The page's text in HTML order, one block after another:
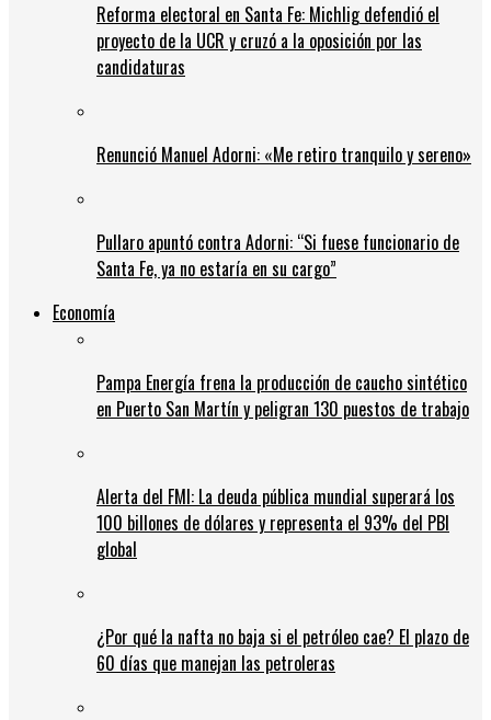
Reforma electoral en Santa Fe: Michlig defendió el
proyecto de la UCR y cruzó a la oposición por las
candidaturas
Renunció Manuel Adorni: «Me retiro tranquilo y sereno»
Pullaro apuntó contra Adorni: “Si fuese funcionario de
Santa Fe, ya no estaría en su cargo”
Economía
Pampa Energía frena la producción de caucho sintético
en Puerto San Martín y peligran 130 puestos de trabajo
Alerta del FMI: La deuda pública mundial superará los
100 billones de dólares y representa el 93% del PBI
global
¿Por qué la nafta no baja si el petróleo cae? El plazo de
60 días que manejan las petroleras